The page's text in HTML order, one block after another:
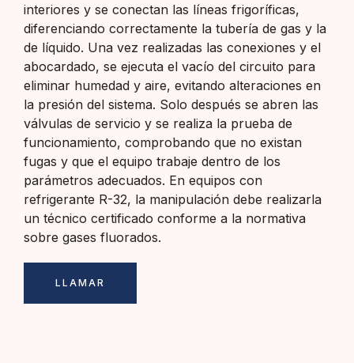
interiores y se conectan las líneas frigoríficas,
diferenciando correctamente la tubería de gas y la
de líquido. Una vez realizadas las conexiones y el
abocardado, se ejecuta el vacío del circuito para
eliminar humedad y aire, evitando alteraciones en
la presión del sistema. Solo después se abren las
válvulas de servicio y se realiza la prueba de
funcionamiento, comprobando que no existan
fugas y que el equipo trabaje dentro de los
parámetros adecuados. En equipos con
refrigerante R-32, la manipulación debe realizarla
un técnico certificado conforme a la normativa
sobre gases fluorados.
LLAMAR